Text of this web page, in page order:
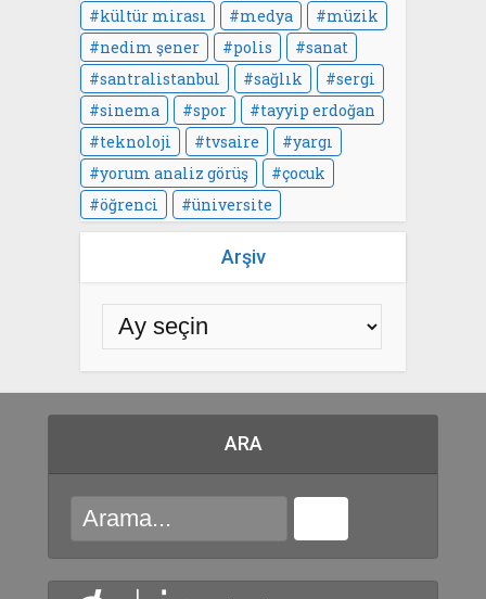
kültür mirası
medya
müzik
nedim şener
polis
sanat
santralistanbul
sağlık
sergi
sinema
spor
tayyip erdoğan
teknoloji
tvsaire
yargı
yorum analiz görüş
çocuk
öğrenci
üniversite
Arşiv
ARA